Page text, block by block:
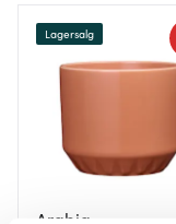
Arabia
Lagersalg